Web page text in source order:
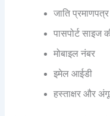
जाति
पासपोर्ट साइज
मोबाइल नंबर
इमेल आईडी
हस्ताक्षर और